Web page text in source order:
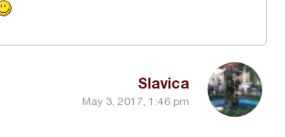
Slavica
May 3, 2017, 1:46 pm